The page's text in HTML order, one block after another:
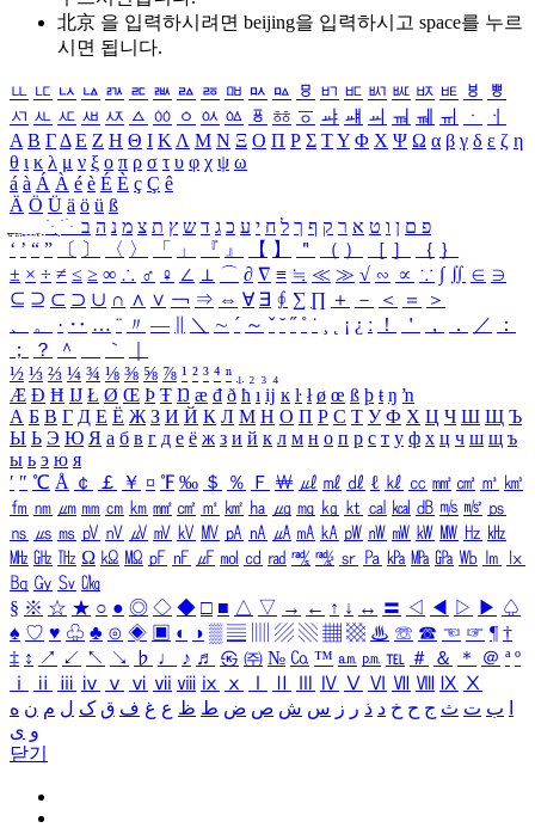
北京 을 입력하시려면 beijing을 입력하시고 space를 누르
시면 됩니다.
ㅥ ㅦ ㅧ ㅨ ㅩ ㅪ ㅫ ㅬ ㅭ ㅮ ㅯ ㅰ ㅱ ㅲ ㅳ ㅴ ㅵ ㅶ ㅷ ㅸ
ㅹ
ㅺ ㅻ ㅼ ㅽ ㅾ ㅿ ㆀ ㆁ ㆂ ㆃ ㆄ ㆅ ㆆ ㆇ ㆈ ㆉ ㆊ ㆋ ㆌ ㆍ
ㆎ
Α Β ΓΔ Ε Ζ Η Θ Ι ΚΛ Μ Ν Ξ Ο Π Ρ Σ ΤΥ Φ Χ Ψ Ω α β γ δ ε ζ η
θ ι κ λ μ ν ξ ο π ρ σ τ υ φ χ ψ ω
á à Á À é è É È ç Ç ê
Ä Ö Ü ä ö ü ß
ִֶֹ ֻּ ׁׂ פ ם ן ו ט א ר ק ף ך ל ח י ע כ ג ד ש ץ ת צ מ נ ה ב
‘ ’ “ ” 〔 〕 〈 〉 「 」 『 』 【 】 ＂ （ ） ［ ］ ｛ ｝
± × ÷ ≠ ≤ ≥ ∞ ∴ ♂ ♀ ∠ ⊥ ⌒ ∂ ∇ ≡ ≒ ≪ ≫ √ ∽ ∝ ∵ ∫ ∬ ∈ ∋
⊆ ⊇ ⊂ ⊃ ∪ ∩ ∧ ∨ ￢ ⇒ ⇔ ∀ ∃ ∮ ∑ ∏ ＋ － ＜ ＝
＞
、
。 · ‥ … ¨ 〃 ― ＼ ∼ ´ ～ ˇ ˘ ˝ ˚ ˙ ¸ ¡ ¿ ː ！ ＇ ， ． ／
：
；
？ ＾ ｀
½ ⅓ ⅔ ¼ ¾ ⅛ ⅜ ⅝ ⅞ ¹ ² ³ ⁴ ⁿ ₁ ₂ ₃ ₄
Æ Ð Ħ Ĳ Ł Ø Œ Þ Ŧ Ŋ æ đ ð ħ ı ĳ ĸ ŀ ł ø œ ß þ ŧ ŋ ŉ
А Б В Г Д Е Ё Ж З И Й К Л М Н О П Р С Т У Ф Х Ц Ч Ш Щ Ъ
Ы Ь Э Ю Я а б в г д е ё ж з и й к л м н о п р с т у ф х ц ч ш щ ъ
ы ь э ю я
′ ″ ℃ Å ￠ ￡ ￥ ¤ ℉ ‰ ＄ ％ Ｆ ￦ ㎕ ㎖ ㎗ ℓ ㎘ ㏄ ㎣ ㎤ ㎥ ㎦
㎙ ㎚ ㎛ ㎜ ㎝ ㎞ ㎟ ㎠ ㎡ ㎢ ㏊ ㎍ ㎎ ㎏ ㏏ ㎈ ㎉ ㏈ ㎧ ㎨ ㎰
㎱ ㎲ ㎳ ㎴ ㎵ ㎶ ㎷ ㎸ ㎹ ㎀ ㎁ ㎂ ㎃ ㎄ ㎺ ㎻ ㎽ ㎾ ㎿ ㎐ ㎑
㎒ ㎓ ㎔ Ω ㏀ ㏁ ㎊ ㎋ ㎌ ㏖ ㏅ ㎭ ㎮ ㎯ ㏛ ㎩ ㎪ ㎫ ㎬ ㏝ ㏐
㏓
㏃ ㏉ ㏜ ㏆
§ ※ ☆ ★ ○ ● ◎ ◇ ◆ □ ■ △ ▽ → ← ↑ ↓ ↔ 〓 ◁ ◀ ▷ ▶ ♤
♠ ♡ ♥ ♧ ♣ ⊙ ◈ ▣ ◐ ◑ ▒ ▤ ▨ ▧ ▦ ▩ ♨ ☏ ☎ ☜ ☞ ¶ †
‡ ↕ ↗ ↙ ↖ ↘ ♭ ♩ ♪ ♬ ㉿ ㈜ № ㏇ ™ ㏂ ㏘ ℡ ＃ ＆ ＊ ＠ ª º
ⅰ
ⅱ ⅲ ⅳ ⅴ ⅵ ⅶ ⅷ ⅸ ⅹ Ⅳ Ⅴ Ⅵ Ⅶ Ⅷ Ⅸ Ⅹ
ب ت ث ج ح خ د ذ ر ز س ش ص ض ط ظ ع غ ف ق ک ل م ن ه
و ی
닫기